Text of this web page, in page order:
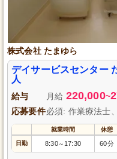
株式会社 たまゆら
デイサービスセンター
人
給与 月給 220,000~
応募要件必須: 作業療法士
就業時間 休憩
日勤 8:30～ 17:30 60分